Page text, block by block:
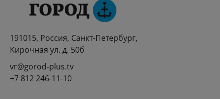
191015, Россия, Санкт-Петербург,
Кирочная ул. д. 50б
vr@gorod-plus.tv
+7 812 246-11-10